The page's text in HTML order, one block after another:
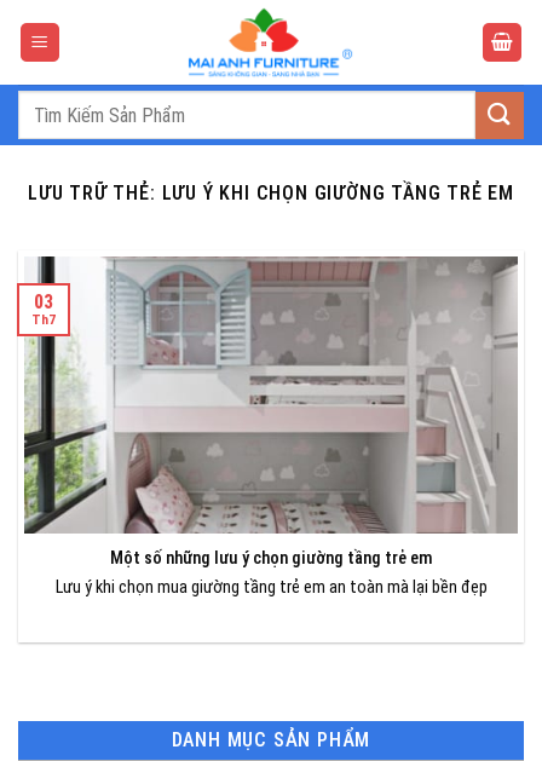
Tìm
LƯU TRỮ THẺ: LƯU Ý KHI CHỌN GIƯỜNG TẦNG TRẺ EM
Một số những lưu ý chọn giường tầng trẻ em
Lưu ý khi chọn mua giường tầng trẻ em an toàn mà lại bền đẹp
03
Th7
DANH MỤC SẢN PHẨM